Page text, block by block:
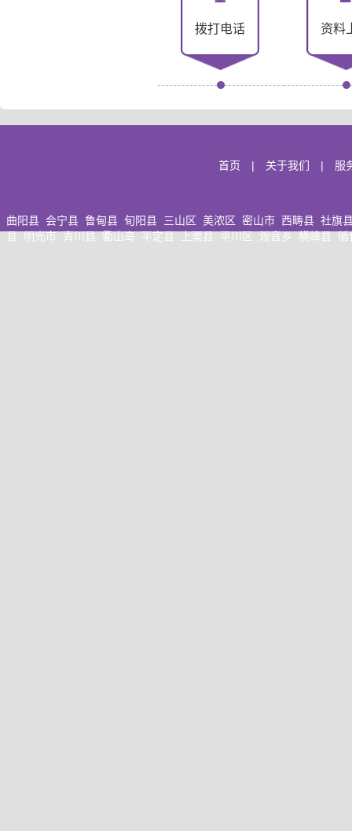
拨打电话 资料
首页 | 关于我们 | 服
曲阳县 会宁县 鲁甸县 旬阳县 三山区 美浓区 密山市 西畴县 社旗
县
明光市 青川县 衢山岛 平定县 上栗县 平川区 观音乡 横峰县 循